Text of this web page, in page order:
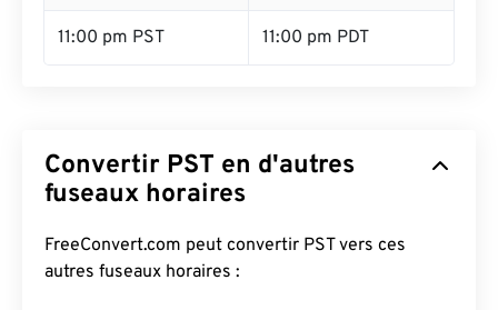
11:00 pm PST 11:00 pm PDT
Convertir PST en d'autres
fuseaux horaires
FreeConvert.com peut convertir PST vers ces
autres fuseaux horaires :